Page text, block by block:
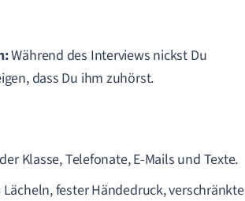
Während des Interviews nickst Du
dass Du ihm zuhörst.
Klasse, Telefonate, E-Mails und Texte.
fester Händedruck, verschränkte